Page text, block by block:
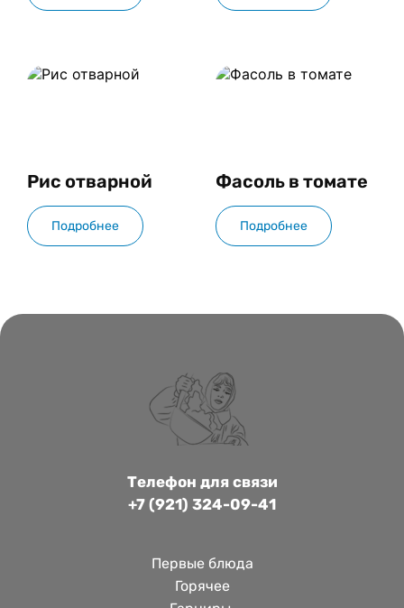
Рис отварной
Подробнее
Фасоль в томате
Подробнее
Телефон для связи
+7 (921) 324-09-41
Первые блюда
Горячее